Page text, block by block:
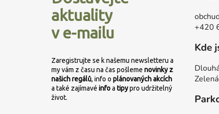
aktuality
v e-mailu
Zaregistrujte se k našemu newsletteru a
my vám z času na čas pošlemenovinky z
našich regálů, info oplánovaných akcích
a také zajímavéinfoatipypro udržitelný
život.
+420
Kde